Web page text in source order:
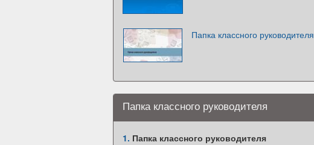
Папка классного руководителя
Папка классного руководителя
1. Папка классного руководителя